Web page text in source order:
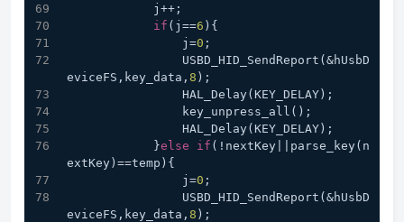
            j++;
if (j==6 ){
                j=
0 ;
eviceFS,key_data, 8 );
                HAL_Delay(KEY_DELAY);
                key_unpress_all();
                HAL_Delay(KEY_DELAY);
            }
else if (!nextKey||parse_key(n
extKey)==temp){
                j=
0 ;
eviceFS,key_data, 8 );